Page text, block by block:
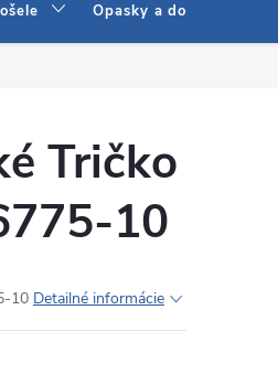
Opasky a doplnky
Tričko
10
10 Detailné informácie